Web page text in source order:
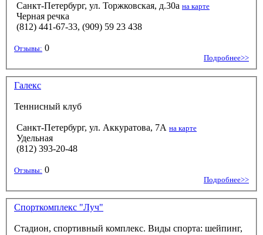
Санкт-Петербург, ул. Торжковская, д.30а на карте
Черная речка
(812) 441-67-33, (909) 59 23 438
Отзывы: 0
Подробнее>>
Галекс
Теннисный клуб
Санкт-Петербург, ул. Аккуратова, 7А на карте
Удельная
(812) 393-20-48
Отзывы: 0
Подробнее>>
Спорткомплекс "Луч"
Стадион, спортивный комплекс. Виды спорта: шейпинг,